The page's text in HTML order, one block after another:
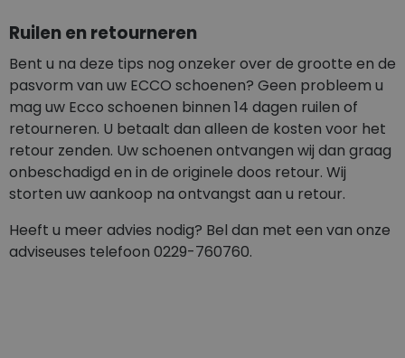
Ruilen en retourneren
Bent u na deze tips nog onzeker over de grootte en de
pasvorm van uw ECCO schoenen? Geen probleem u
mag uw Ecco schoenen binnen 14 dagen ruilen of
retourneren. U betaalt dan alleen de kosten voor het
retour zenden. Uw schoenen ontvangen wij dan graag
onbeschadigd en in de originele doos retour. Wij
storten uw aankoop na ontvangst aan u retour.
Heeft u meer advies nodig? Bel dan met een van onze
adviseuses telefoon 0229-760760.